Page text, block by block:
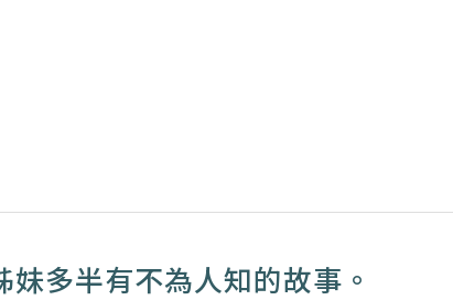
妹多半有不為人知的故事。